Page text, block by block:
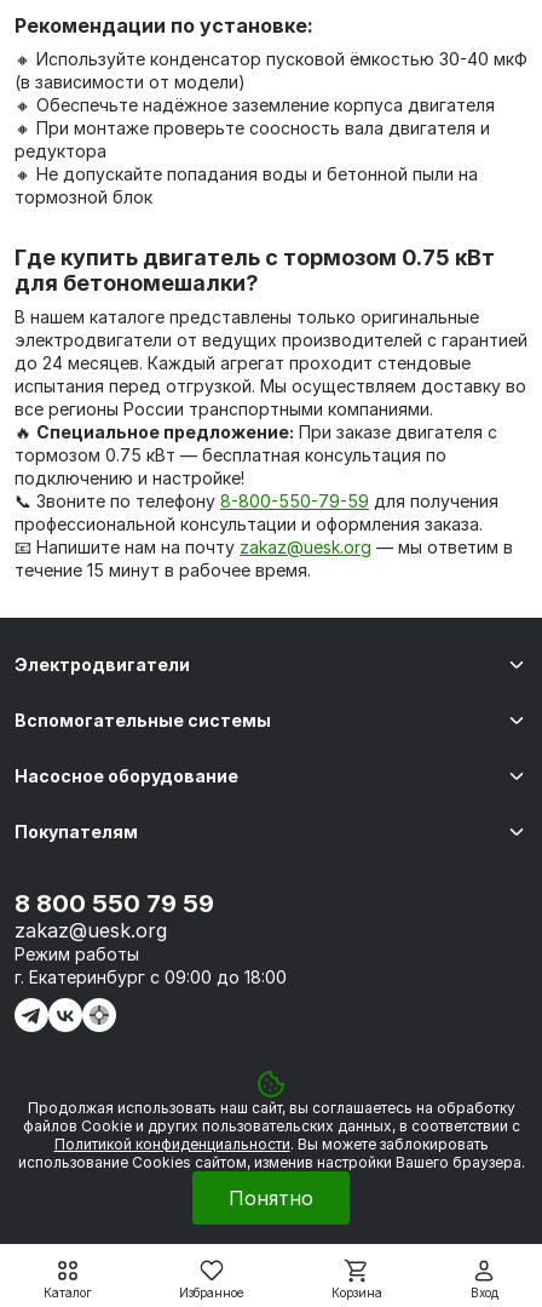
Каталог Избранное Корзина Вход
Рекомендации по установке:
🔸 Используйте конденсатор пусковой ёмкостью 30-40 мкФ
(в зависимости от модели)
🔸 Обеспечьте надёжное заземление корпуса двигателя
🔸 При монтаже проверьте соосность вала двигателя и
редуктора
🔸 Не допускайте попадания воды и бетонной пыли на
тормозной блок
Где купить двигатель с тормозом 0.75 кВт
для бетономешалки?
В нашем каталоге представлены только оригинальные
электродвигатели от ведущих производителей с гарантией
до 24 месяцев. Каждый агрегат проходит стендовые
испытания перед отгрузкой. Мы осуществляем доставку во
все регионы России транспортными компаниями.
🔥 Специальное предложение: При заказе двигателя с
тормозом 0.75 кВт — бесплатная консультация по
подключению и настройке!
📞 Звоните по телефону 8-800-550-79-59 для получения
профессиональной консультации и оформления заказа.
📧 Напишите нам на почту zakaz@uesk.org — мы ответим в
течение 15 минут в рабочее время.
© 2026 «УЭСК-ТЕХНОЛОГИИ»
Электродвигатели
Вспомогательные системы
Насосное оборудование
Покупателям
8 800 550 79 59
zakaz@uesk.org
Режим работы
г. Екатеринбург с 09:00 до 18:00
Политика обработки персональных данных
Сделано вFramelink
Продолжая использовать наш сайт, вы соглашаетесь на обработку
файлов Сookie и других пользовательских данных, в соответствии с
Политикой конфиденциальности. Вы можете заблокировать
использование Cookies сайтом, изменив настройки Вашего браузера.
Понятно